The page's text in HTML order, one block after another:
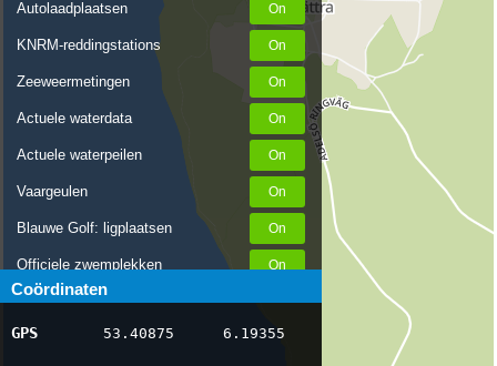
Autolaadplaatsen
KNRM-reddingstations
Zeeweermetingen
Actuele waterdata
Actuele waterpeilen
Vaargeulen
Blauwe Golf: ligplaatsen
Officiele zwemplekken
Stremmingen/hinder
AIS scheepsposities
Coördinaten
GPS 53.40875 6.19355